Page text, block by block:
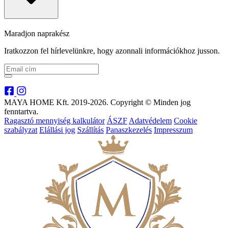
Maradjon naprakész
Iratkozzon fel hírlevelünkre, hogy azonnali információkhoz jusson.
MAYA HOME Kft. 2019-2026. Copyright © Minden jog
fenntartva.
Ragasztó mennyiség kalkulátor ÁSZF Adatvédelem Cookie
szabályzat Elállási jog Szállítás Panaszkezelés Impresszum